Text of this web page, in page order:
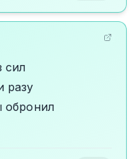
сил
разу
обронил